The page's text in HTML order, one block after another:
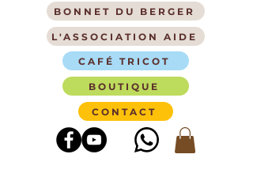
BONNET DU BERGER
L'ASSOCIATION AIDE
CAFÉ TRICOT
BOUTIQUE
CONTACT